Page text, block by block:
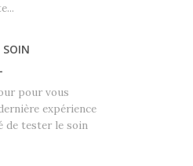
SOIN
pour vous
expérience
de tester le soin